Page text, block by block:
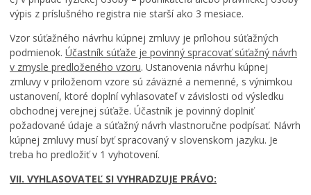
výpis z príslušného registra nie starší ako 3 mesiace.
Vzor súťažného návrhu kúpnej zmluvy je prílohou súťažných
podmienok. Účastník súťaže je povinný spracovať súťažný návrh
v zmysle predloženého vzoru. Ustanovenia návrhu kúpnej
zmluvy v priloženom vzore sú záväzné a nemenné, s výnimkou
ustanovení, ktoré doplní vyhlasovateľ v závislosti od výsledku
obchodnej verejnej súťaže. Účastník je povinný doplniť
požadované údaje a súťažný návrh vlastnoručne podpísať. Návrh
kúpnej zmluvy musí byť spracovaný v slovenskom jazyku. Je
treba ho predložiť v 1 vyhotovení.
VII. VYHLASOVATEĽ SI VYHRADZUJE PRÁVO: